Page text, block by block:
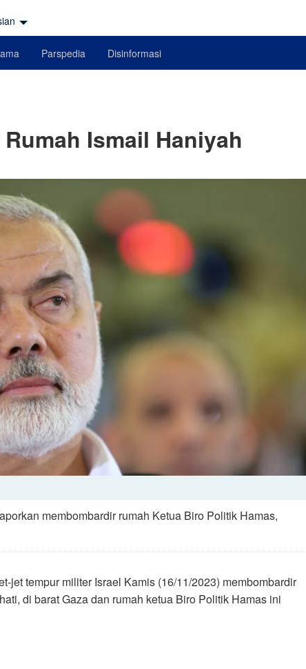
Parspedia Disinformasi
Ismail Haniyah
membombardir rumah Ketua Biro Politik Hamas,
jet tempur militer Israel Kamis (16/11/2023) membombardir
di barat Gaza dan rumah ketua Biro Politik Hamas ini